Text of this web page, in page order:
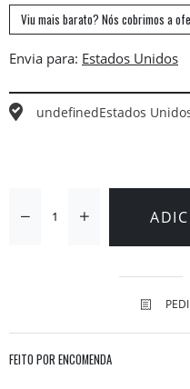
Viu mais barato? Nós cobrimos a
Envia para:
undefinedEstados
FEITO POR ENCOMENDA